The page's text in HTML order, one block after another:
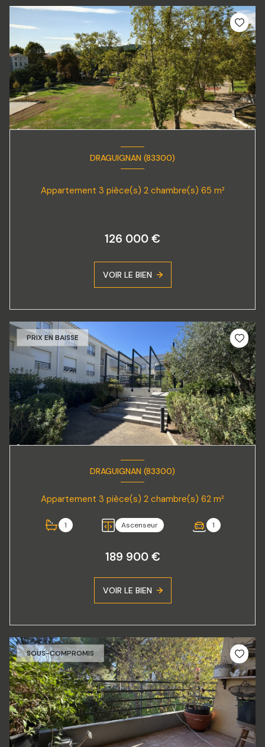
DRAGUIGNAN (83300)
Appartement 3 pièce(s) 2 chambre(s) 65 m²
126 000 €
VOIR LE BIEN
PRIX EN BAISSE
DRAGUIGNAN (83300)
Appartement 3 pièce(s) 2 chambre(s) 62 m²
1 Ascenseur 1
189 900 €
VOIR LE BIEN
SOUS-COMPROMIS